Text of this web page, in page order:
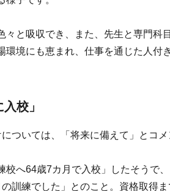
と吸収でき、また、先生と専門科
環境にも恵まれ、仕事を通じた人付
校」
ついては、「将来に備えて」とコメ
へ64歳7カ月で入校」したそうで
訓練でした」とのこと。資格取得